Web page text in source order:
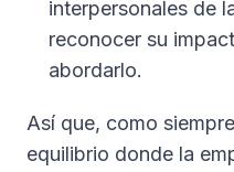
interpersonales de
reconocer su
abordarlo.
Así que, como
equilibrio donde la